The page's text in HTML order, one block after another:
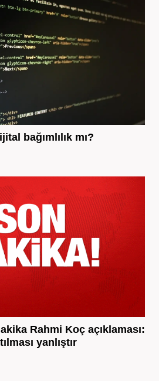
bağımlılık mı?
Rahmi Koç açıklaması:
yanlıştır